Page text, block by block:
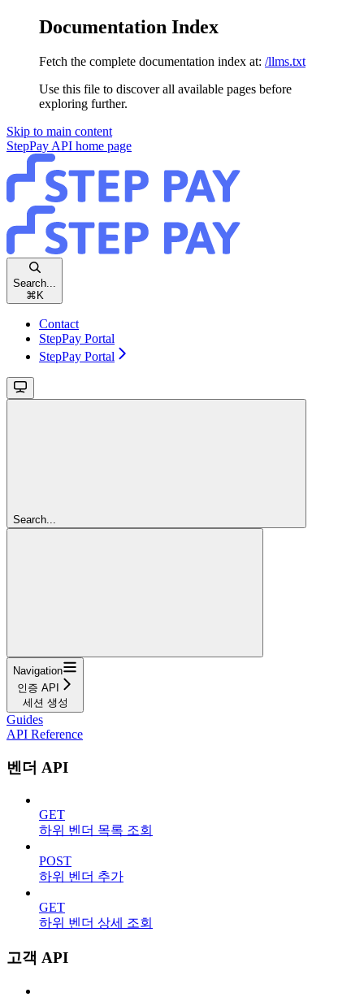
Documentation Index
Fetch the complete documentation index at: /llms.txt
Use this file to discover all available pages before
exploring further.
Skip to main content
StepPay API home page
Search...
⌘ K
Contact
StepPay Portal
StepPay Portal
Search...
Navigation
인증 API
세션 생성
Guides
API Reference
벤더 API
GET
하위 벤더 목록 조회
POST
하위 벤더 추가
GET
하위 벤더 상세 조회
고객 API